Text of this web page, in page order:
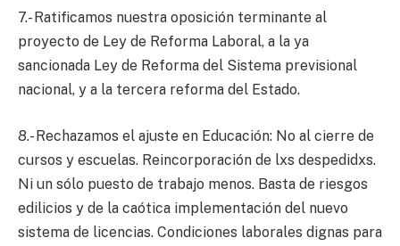
7.- Ratificamos nuestra oposición terminante al
proyecto de Ley de Reforma Laboral, a la ya
sancionada Ley de Reforma del Sistema previsional
nacional, y a la tercera reforma del Estado.
8.- Rechazamos el ajuste en Educación: No al cierre de
cursos y escuelas. Reincorporación de lxs despedidxs.
Ni un sólo puesto de trabajo menos. Basta de riesgos
edilicios y de la caótica implementación del nuevo
sistema de licencias. Condiciones laborales dignas para